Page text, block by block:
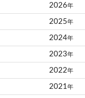
2026年
2025年
2024年
2023年
2022年
2021 年